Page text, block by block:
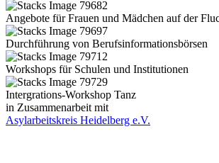
Angebote für Frauen und Mädchen auf der
Durchführung von Berufsinformationsbörsen
Workshops für Schulen und Institutionen
Intergrations-Workshop Tanz
in Zusammenarbeit mit
Asylarbeitskreis Heidelberg e.V.